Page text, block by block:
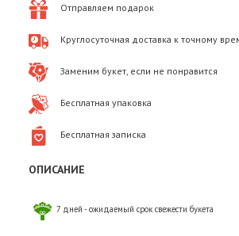
Отправляем подарок
Круглосуточная доставка к точному
Заменим букет, если не понравится
Бесплатная упаковка
Бесплатная записка
ОПИСАНИЕ
7 дней - ожидаемый срок свежести букета